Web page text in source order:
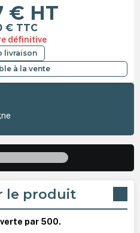
€ HT
€ TTC
définitive
livraison
à la vente
le produit
par 500.